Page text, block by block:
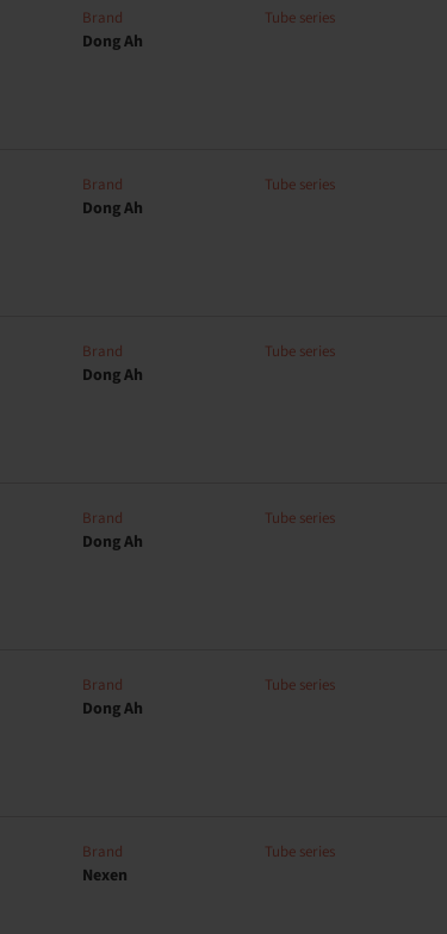
Brand
Dong Ah
Tube series
Brand
Dong Ah
Tube series
Brand
Dong Ah
Tube series
Brand
Dong Ah
Tube series
Brand
Dong Ah
Tube series
Brand
Nexen
Tube series